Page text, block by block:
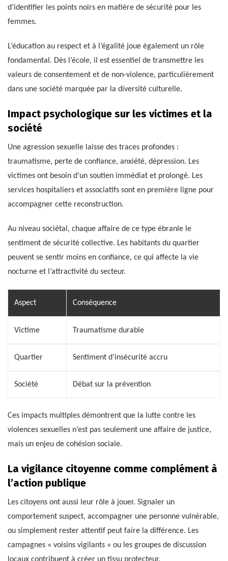
d’identifier les points noirs en matière de sécurité pour les
femmes.
L’éducation au respect et à l’égalité joue également un rôle
fondamental. Dès l’école, il est essentiel de transmettre les
valeurs de consentement et de non-violence, particulièrement
dans une société marquée par la diversité culturelle.
Impact psychologique sur les victimes et la
société
Une agression sexuelle laisse des traces profondes :
traumatisme, perte de confiance, anxiété, dépression. Les
victimes ont besoin d’un soutien immédiat et prolongé. Les
services hospitaliers et associatifs sont en première ligne pour
accompagner cette reconstruction.
Au niveau sociétal, chaque affaire de ce type ébranle le
sentiment de sécurité collective. Les habitants du quartier
peuvent se sentir moins en confiance, ce qui affecte la vie
nocturne et l’attractivité du secteur.
Aspect Conséquence
Victime Traumatisme durable
Quartier Sentiment d’insécurité accru
Société Débat sur la prévention
Ces impacts multiples démontrent que la lutte contre les
violences sexuelles n’est pas seulement une affaire de justice,
mais un enjeu de cohésion sociale.
La vigilance citoyenne comme complément à
l’action publique
Les citoyens ont aussi leur rôle à jouer. Signaler un
comportement suspect, accompagner une personne vulnérable,
ou simplement rester attentif peut faire la différence. Les
campagnes « voisins vigilants » ou les groupes de discussion
locaux contribuent à créer un tissu protecteur.